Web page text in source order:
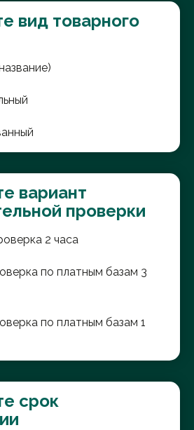
вид товарного
вариант
проверки
2 часа
по платным базам 3
по платным базам 1
срок